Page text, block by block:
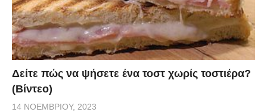
Δείτε πώς να ψήσετε ένα τοστ χωρίς τοστιέρα?
(Βίντεο)
14 ΝΟΕΜΒΡΊΟΥ, 2023